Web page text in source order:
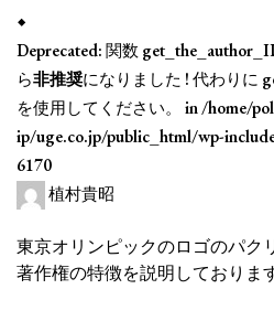
Deprecated: 関数
ら非推奨になりました ! 代わりに
を使用してください。 in/home/
ip/uge.co.jp/public_html/wp-
6170
植村貴昭
東京オリンピックのロゴのパク
著作権の特徴を説明しておりま